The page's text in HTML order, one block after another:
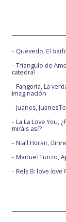
Quevedo, El
Triángulo de
catedral
Fangoria, La
imaginación
Juanes,
La La Love You,
miráis así?
Niall Horan,
Manuel Turizo,
Rels B: love love